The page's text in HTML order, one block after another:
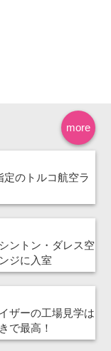
more
定のトルコ航空ラ
ントン・ダレス空
ジに入室
ザーの工場見学は
で最高！